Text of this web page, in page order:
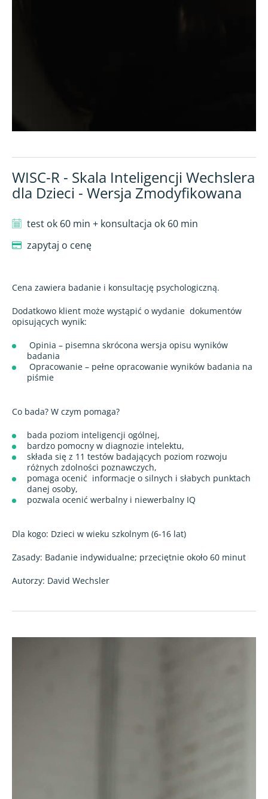
WISC-R - Skala Inteligencji Wechslera
dla Dzieci - Wersja Zmodyfikowana
test ok 60 min + konsultacja ok 60 min
zapytaj o cenę
Cena zawiera badanie i konsultację psychologiczną.
Dodatkowo klient może wystąpić o wydanie dokumentów
opisujących wynik:
Opinia – pisemna skrócona wersja opisu wyników
badania
Opracowanie – pełne opracowanie wyników badania na
piśmie
Co bada? W czym pomaga?
bada poziom inteligencji ogólnej,
bardzo pomocny w diagnozie intelektu,
składa się z 11 testów badających poziom rozwoju
różnych zdolności poznawczych,
pomaga ocenić informacje o silnych i słabych punktach
danej osoby,
pozwala ocenić werbalny i niewerbalny IQ
Dla kogo: Dzieci w wieku szkolnym (6-16 lat)
Zasady: Badanie indywidualne; przeciętnie około 60 minut
Autorzy: David Wechsler